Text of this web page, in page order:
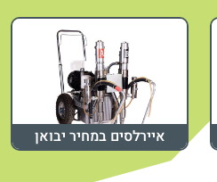
איירלסים במחיר יבואן